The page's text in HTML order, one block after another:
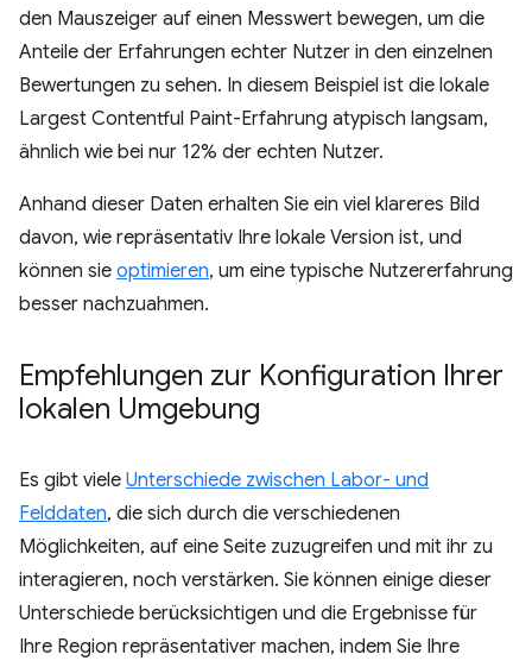
den Mauszeiger auf einen Messwert bewegen, um die
Anteile der Erfahrungen echter Nutzer in den einzelnen
Bewertungen zu sehen. In diesem Beispiel ist die lokale
Largest Contentful Paint-Erfahrung atypisch langsam,
ähnlich wie bei nur 12% der echten Nutzer.
Anhand dieser Daten erhalten Sie ein viel klareres Bild
davon, wie repräsentativ Ihre lokale Version ist, und
können sie optimieren, um eine typische Nutzererfahrung
besser nachzuahmen.
Empfehlungen zur Konfiguration Ihrer
lokalen Umgebung
Es gibt viele Unterschiede zwischen Labor- und
Felddaten, die sich durch die verschiedenen
Möglichkeiten, auf eine Seite zuzugreifen und mit ihr zu
interagieren, noch verstärken. Sie können einige dieser
Unterschiede berücksichtigen und die Ergebnisse für
Ihre Region repräsentativer machen, indem Sie Ihre